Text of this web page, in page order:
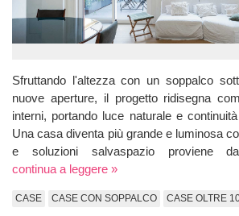
Sfruttando l'altezza con un soppalco
nuove aperture, il progetto ridisegna
interni, portando luce naturale e
Una casa diventa più grande e luminosa
e soluzioni salvaspazio proviene
continua a leggere »
CASE CASE CON SOPPALCO CASE OLTRE